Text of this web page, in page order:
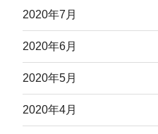
2020年7月
2020年6月
2020年5月
2020年4月